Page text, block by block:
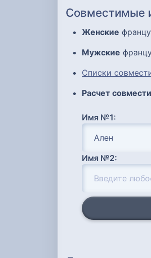
Совместимые
Женские
Мужские
Списки
Расчет
Имя №1:
Имя №2: